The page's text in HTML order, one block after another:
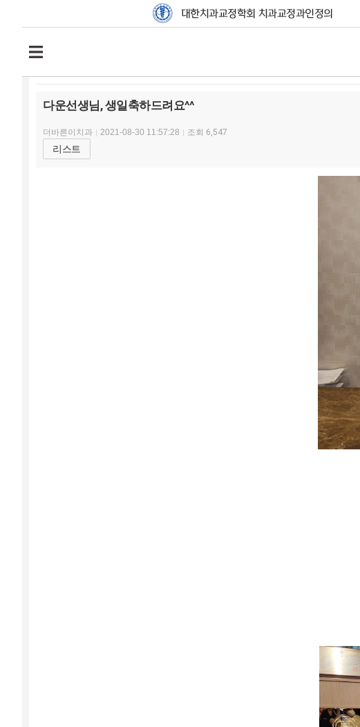
다운선생님, 생일축하드려요^^
더바른이치과 2021-08-30 11:57:28 조회 6,547
리스트